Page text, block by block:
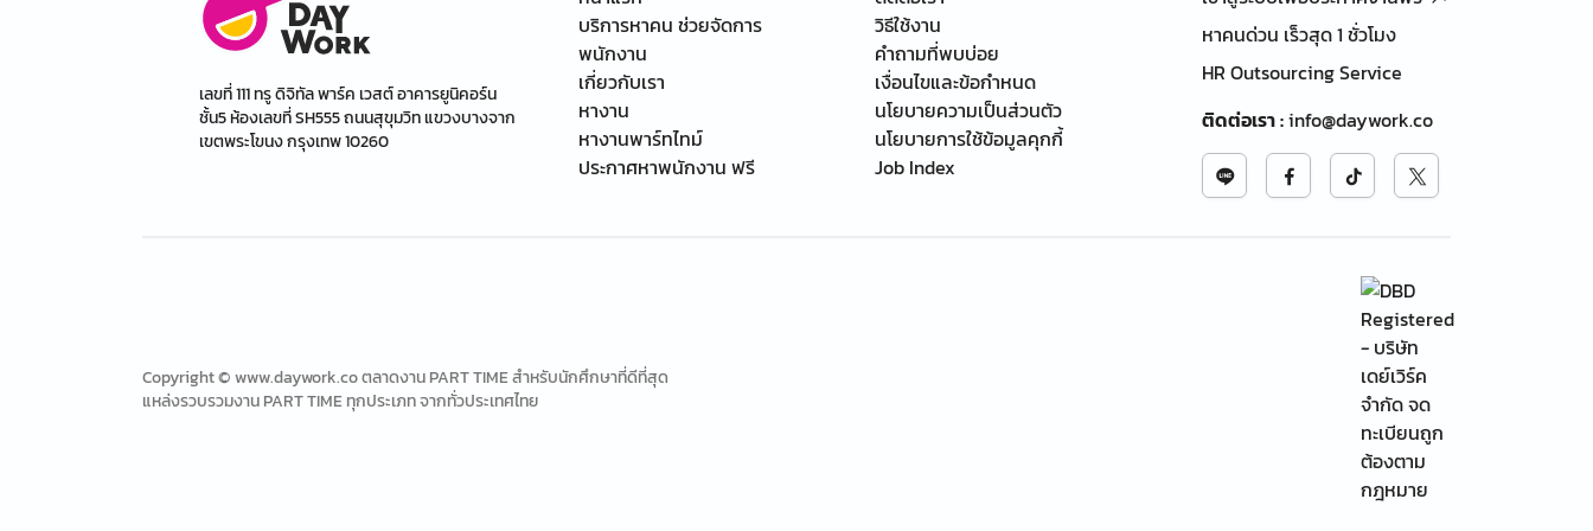
เลขที่ 111 ทรู ดิจิทัล พาร์ค เวสต์ อาคารยูนิคอร์น
ชั้น5 ห้องเลขที่ SH555 ถนนสุขุมวิท แขวงบางจาก
เขตพระโขนง กรุงเทพ 10260
บริการหาคน ช่วยจัดการ
พนักงาน
เกี่ยวกับเรา
หางาน
หางานพาร์ทไทม์
ประกาศหาพนักงาน ฟรี
วิธีใช้งาน
คำถามที่พบบ่อย
เงื่อนไขและข้อกำหนด
นโยบายความเป็นส่วนตัว
นโยบายการใช้ข้อมูลคุกกี้
Job Index
หาคนด่วน เร็วสุด 1 ชั่วโมง
HR Outsourcing Service
ติดต่อเรา:info@daywork.co
Copyright © www.daywork.co ตลาดงาน PART TIME สำหรับนักศึกษาที่ดีที่สุด
แหล่งรวบรวมงาน PART TIME ทุกประเภท จากทั่วประเทศไทย